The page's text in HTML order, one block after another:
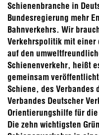
Schienenbranche in
Bundesregierung mehr
Bahnverkehrs. Wir
Verkehrspolitik mit einer
auf den
Schienenverkehr, heißt
gemeinsam
Schiene, des Verbandes
Verbandes Deutscher
Orientierungshilfe für
Die zehn wichtigsten